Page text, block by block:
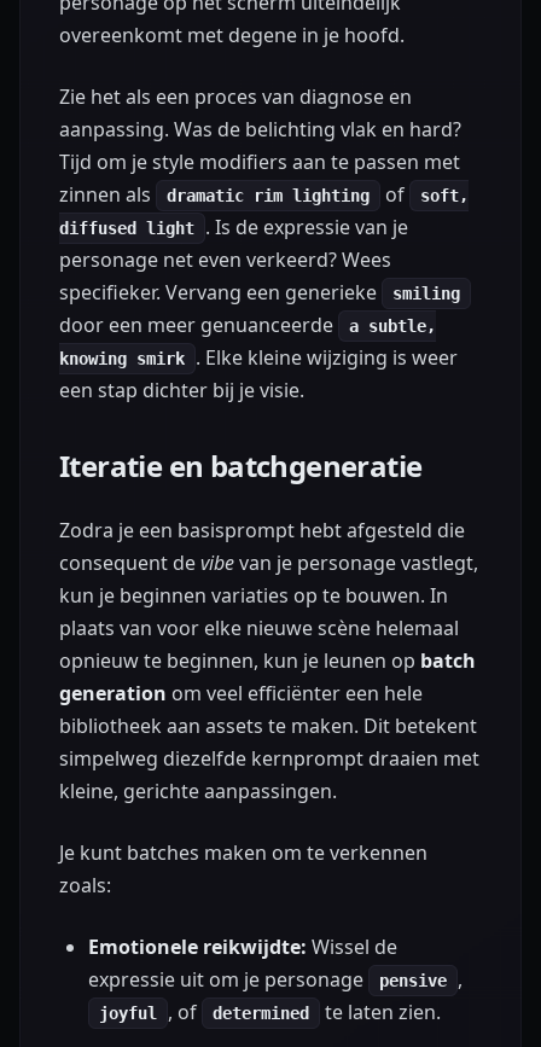
overeenkomt met degene in je hoofd.
Zie het als een proces van diagnose en
aanpassing. Was de belichting vlak en hard?
Tijd om je style modifiers aan te passen met
zinnen als
dramatic rim lighting of
soft,
diffused light
. Is de expressie van je
personage net even verkeerd? Wees
specifieker. Vervang een generieke
smiling
door een meer genuanceerde
a subtle,
knowing smirk
. Elke kleine wijziging is weer
een stap dichter bij je visie.
Iteratie en batchgeneratie
Zodra je een basisprompt hebt afgesteld die
consequent devibevan je personage vastlegt,
kun je beginnen variaties op te bouwen. In
plaats van voor elke nieuwe scène helemaal
opnieuw te beginnen, kun je leunen op batch
generation om veel efficiënter een hele
bibliotheek aan assets te maken. Dit betekent
simpelweg diezelfde kernprompt draaien met
kleine, gerichte aanpassingen.
Je kunt batches maken om te verkennen
zoals:
Emotionele reikwijdte: Wissel de
expressie uit om je personage
pensive ,
joyful , of determined
te laten zien.